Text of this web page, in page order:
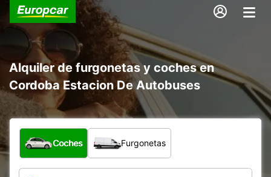
Alquiler de furgonetas y coches en
Cordoba Estacion De Autobuses
¿Qué tipo de vehículo?
Coches Furgonetas